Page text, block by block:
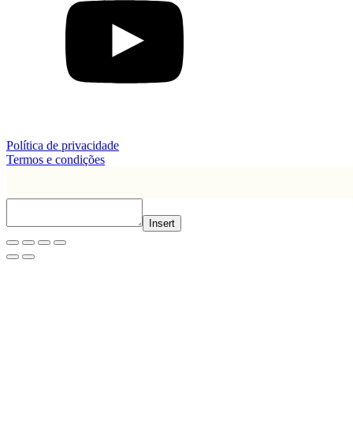
Política de privacidade
Termos e condições
Insert